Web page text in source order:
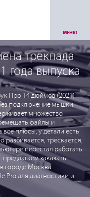
МЕНЮ
трекпада
года выпуска
Про 14 дюймов (2021)
подключение мышки.
множество
файлы и
плюсы, у детали есть
трескается,
перестал работать
заказать
городе Москва.
Pro для диагностики и